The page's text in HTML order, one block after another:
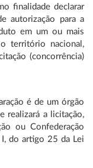
finalidade declarar
autorização para a
em um ou mais
território nacional,
(concorrência)
é de um órgão
realizará a licitação,
ou Confederação
I, do artigo 25 da Lei